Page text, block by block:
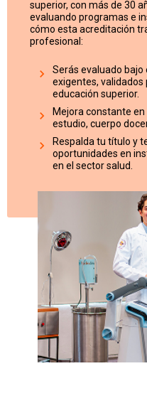
superior, con más de 30
evaluando programas e
cómo esta acreditación
profesional:
Serás evaluado
exigentes, validados
educación superior.
Mejora constante
estudio, cuerpo
Respalda tu título y
oportunidades en
en el sector salud.